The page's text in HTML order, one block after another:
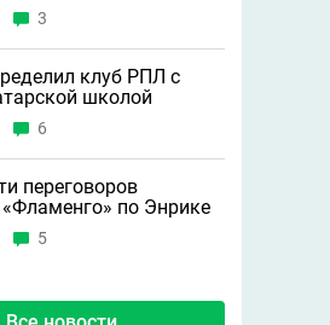
3
клуб РПЛ с
школой
6
переговоров
«Фламенго» по Энрике
5